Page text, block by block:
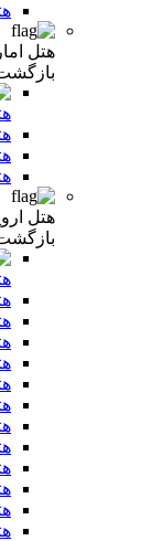
هتل
هتل امارات
بازگشت
هتل
هتل
هتل
هتل اروپا
بازگشت
هتل
هتل
هتل
هتل
هتل
هتل
هتل
هتل
هتل
هتل
هتل